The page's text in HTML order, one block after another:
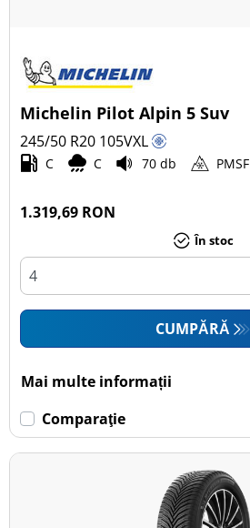
Tip autovehicul
Toate tipurile (6)
Autoturism (2)
SUV (4)
Camionetă (0)
Rulotă autopropulsată (0)
Michelin Pilot Alpin 5 Suv
245/50 R20 105VXL
C C 70 db PMSF
1.319,69 RON
În stoc
CUMPĂRĂ
Mai multe informații
Comparaţie